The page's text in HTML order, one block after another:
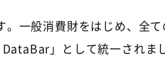
一般消費財をはじめ、全
」として統一されま